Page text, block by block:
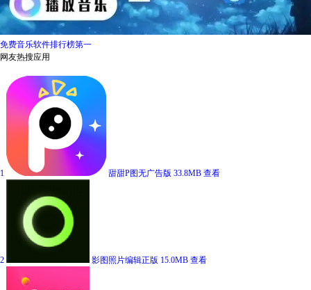
免费音乐软件排行榜第一
网友热搜应用
1 甜甜P图无广告版 33.8MB 查看
2 影图照片编辑正版 15.0MB 查看